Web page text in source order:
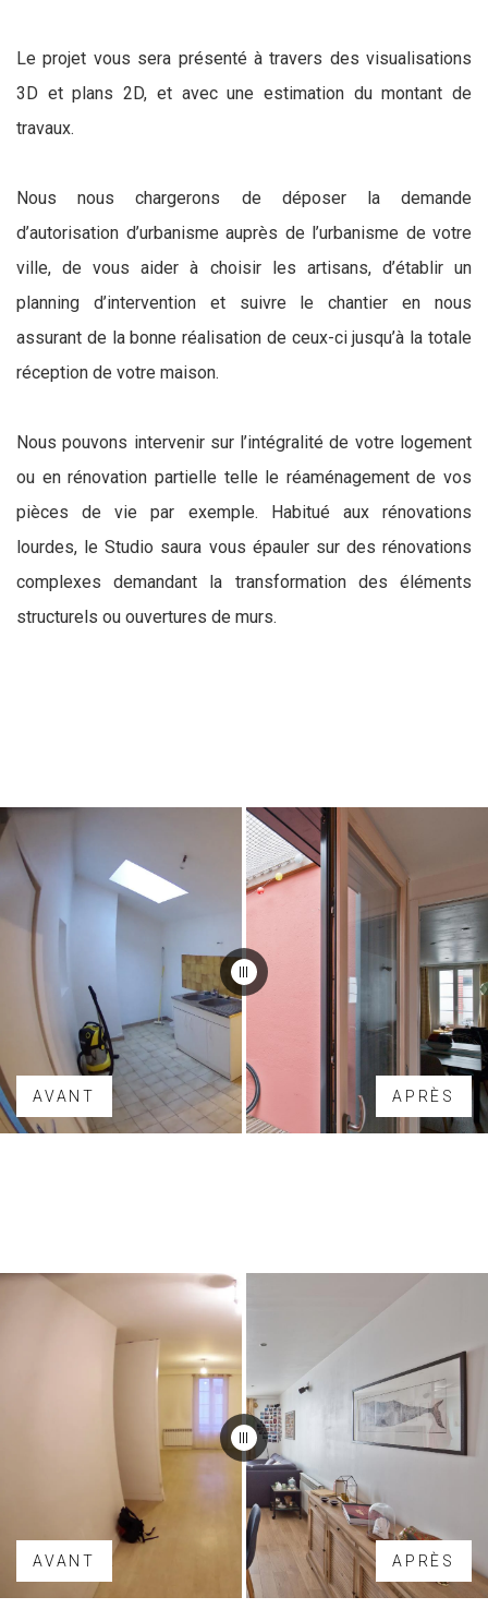
Le projet vous sera présenté à travers des visualisations
3D et plans 2D, et avec une estimation du montant de
travaux.
Nous nous chargerons de déposer la demande
d’autorisation d’urbanisme auprès de l’urbanisme de votre
ville, de vous aider à choisir les artisans, d’établir un
planning d’intervention et suivre le chantier en nous
assurant de la bonne réalisation de ceux-ci jusqu’à la totale
réception de votre maison.
Nous pouvons intervenir sur l’intégralité de votre logement
ou en rénovation partielle telle le réaménagement de vos
pièces de vie par exemple. Habitué aux rénovations
lourdes, le Studio saura vous épauler sur des rénovations
complexes demandant la transformation des éléments
structurels ou ouvertures de murs.
AVANT APRÈS
AVANT APRÈS